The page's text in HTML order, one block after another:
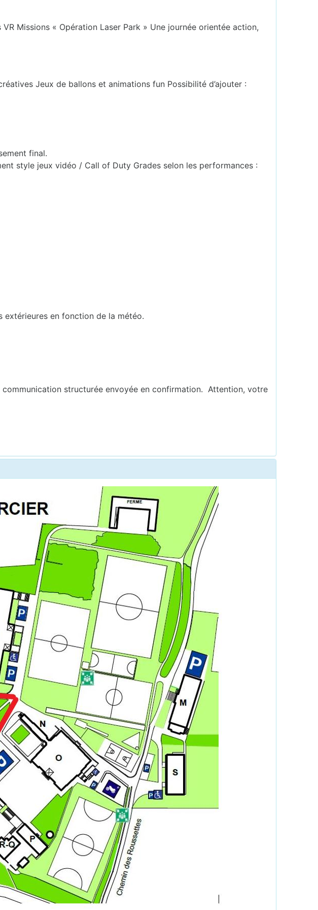
Missions « Opération Laser Park » Une journée orientée action,
Jeux de ballons et animations fun Possibilité d’ajouter :
final.
style jeux vidéo / Call of Duty Grades selon les performances :
extérieures en fonction de la météo.
structurée envoyée en confirmation. Attention, votre